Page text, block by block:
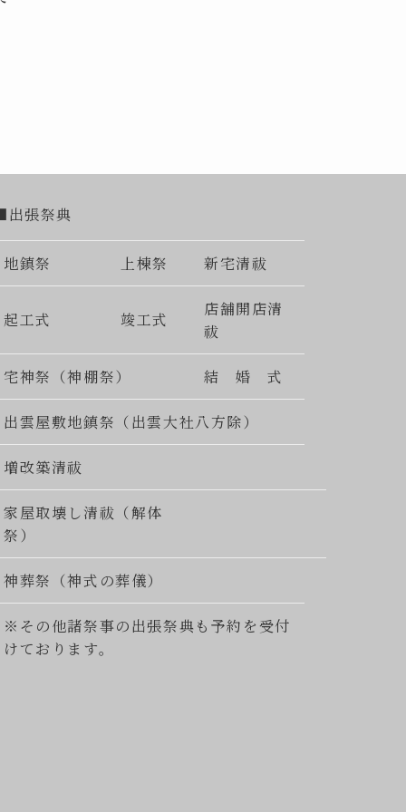
張祭典
地鎮祭 上棟祭 新宅清祓
起工式 竣工式
店舗開店清
祓
宅神祭（神棚祭） 結 婚 式
出雲屋敷地鎮祭（出雲大社八方除）
増改築清祓
家屋取壊し清祓（解体
祭）
神葬祭（神式の葬儀）
※その他諸祭事の出張祭典も予約を受付
けております。